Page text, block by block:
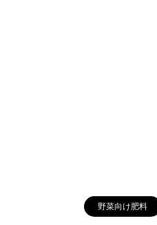
野菜向け肥料